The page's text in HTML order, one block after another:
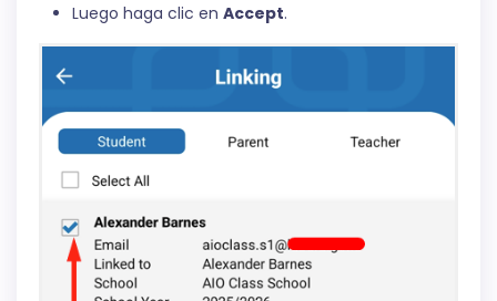
Luego haga clic en Accept.